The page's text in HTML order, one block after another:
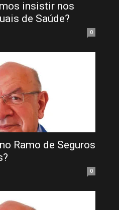
insistir nos
de Saúde?
0
Ramo de Seguros
0